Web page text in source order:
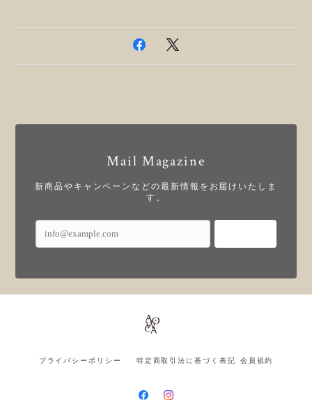
Mail Magazine
新商品やキャンペーンなどの最新情報をお届けいたしま
す。
プライバシーポリシー 特定商取引法に基づく表記 会員規約